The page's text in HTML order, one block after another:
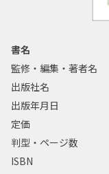
書名
監修・編集・著者名
出版社名
出版年月日
定価
判型・ページ数
ISBN